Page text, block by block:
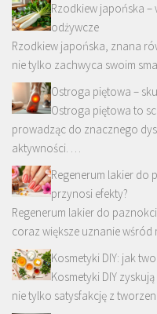
Rzodkiew japońska
odżywcze
Rzodkiew japońska, znana
nie tylko zachwyca swoim
Ostroga piętowa –
Ostroga piętowa to
prowadząc do znacznego
aktywności. …
Regenerum lakier do
przynosi efekty?
Regenerum lakier do
coraz większe uznanie
Kosmetyki DIY: jak
Kosmetyki DIY
nie tylko satysfakcję z